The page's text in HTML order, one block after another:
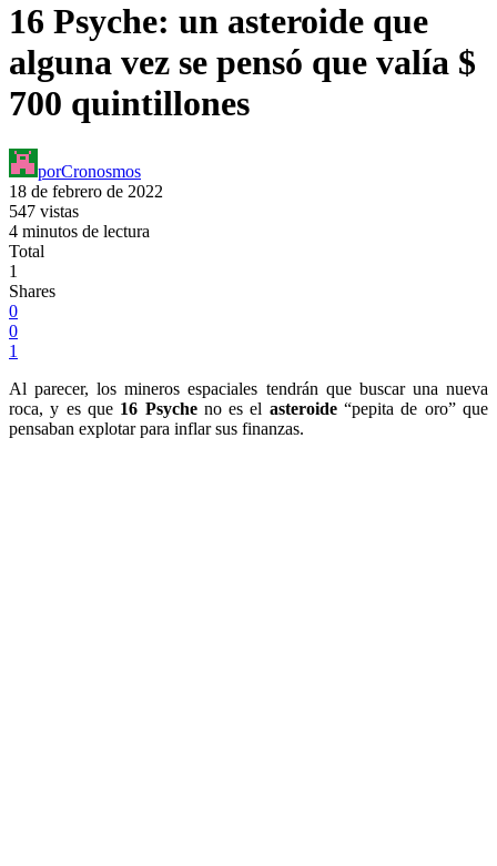
16 Psyche: un asteroide que
alguna vez se pensó que valía $
700 quintillones
porCronosmos
18 de febrero de 2022
547 vistas
4 minutos de lectura
Total
1
Shares
0
0
1
Al parecer, los mineros espaciales tendrán que buscar una nueva
roca, y es que 16 Psycheno es el asteroide“pepita de oro” que
pensaban explotar para inflar sus finanzas.